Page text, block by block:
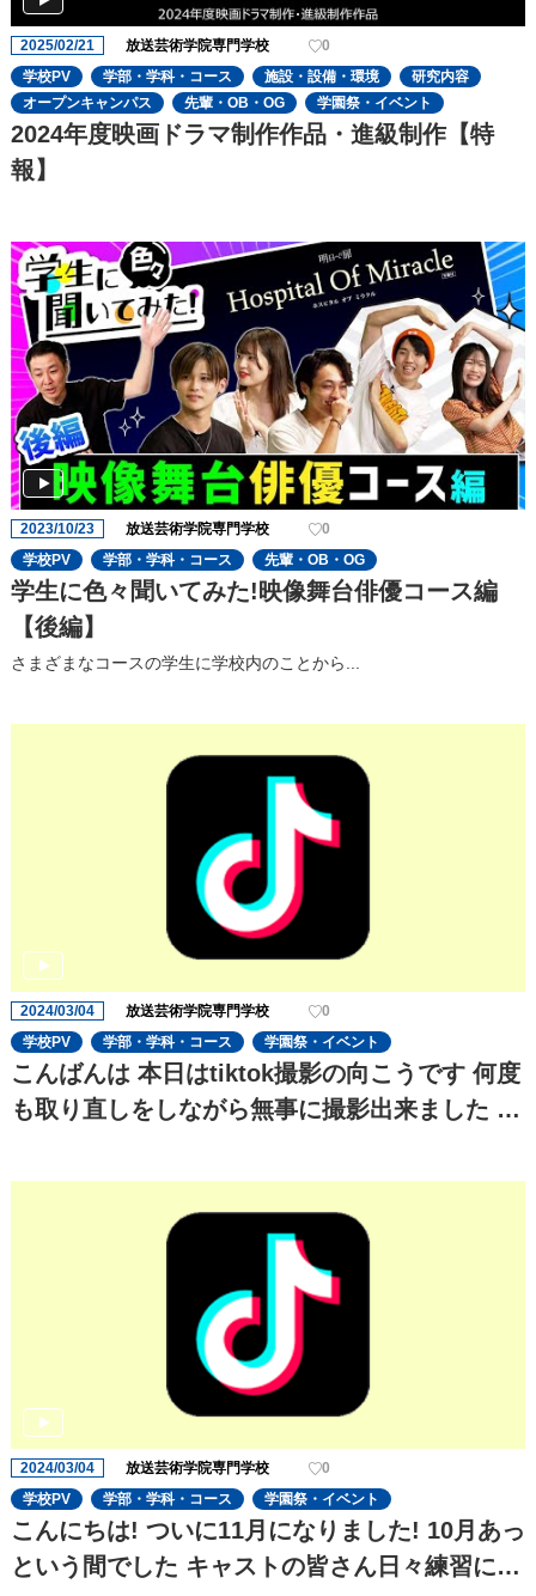
2025/02/21 放送芸術学院専門学校
0
学校PV
学部・学科・コース 施設・設備・環境
研究内容
オープンキャンパス
先輩・OB・OG 学園祭・イベント
2024年度映画ドラマ制作作品・進級制作【特
報】
2023/10/23 放送芸術学院専門学校
0
学校PV
学部・学科・コース 先輩・OB・OG
学生に色々聞いてみた!映像舞台俳優コース編
【後編】
さまざまなコースの学⽣に学校内のことから...
2024/03/04 放送芸術学院専門学校
0
学校PV
学部・学科・コース 学園祭・イベント
こんばんは 本日はtiktok撮影の向こうです 何度
も取り直しをしながら無事に撮影出来ました 稽
ださいます!! 風景も載せてるのでぜひのぞいて
2024/03/04 放送芸術学院専門学校
0
学校PV
学部・学科・コース 学園祭・イベント
こんにちは! ついに11月になりました! 10月あっ
という間でした キャストの皆さん日々練習に一